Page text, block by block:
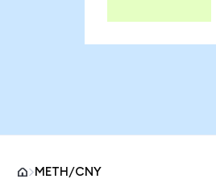
METH/CNY